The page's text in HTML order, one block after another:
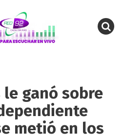
ganó sobre
metió en los